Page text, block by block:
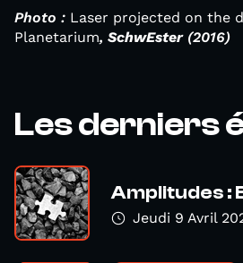
Photo : Laser projected on the
Planetarium, SchwEster(2016)
Les derniers
Amplitudes :
Jeudi 9 Avril